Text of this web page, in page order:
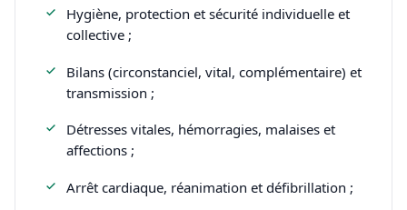
Hygiène, protection et sécurité individuelle et
collective ;
Bilans (circonstanciel, vital, complémentaire) et
transmission ;
Détresses vitales, hémorragies, malaises et
affections ;
Arrêt cardiaque, réanimation et défibrillation ;